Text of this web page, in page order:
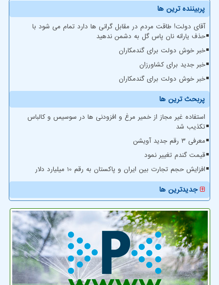
پربیننده ترین ها
آقای دولت! طاقت مردم در مقابل گرانی ها دارد تمام می شود با
حذف یارانه نان پاس گل به دشمن ندهید
خبر خوش دولت برای گندمکاران
خبر جدید برای کشاورزان
خبر خوش دولت برای گندمکاران
پربحث ترین ها
استفاده غیر مجاز از خمیر مرغ و افزودنی ها در سوسیس و کالباس
تکذیب شد
معرفی ۳ رقم جدید آویشن
قیمت گندم تغییر نمود
افزایش حجم تجارت بین ایران و پاکستان به رقم 10 میلیارد دلار
جدیدترین ها